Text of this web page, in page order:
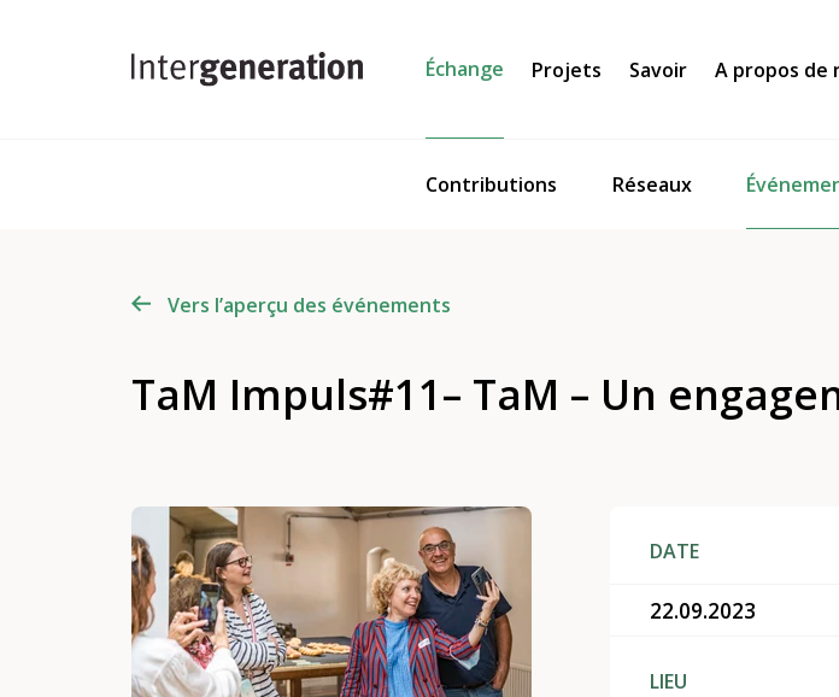
Échange
Contributions Réseaux
Projets Savoir A propos de
Vers l’aperçu des événements
TaM Impuls#11– TaM – Un
DATE
22.09.2023
LIEU